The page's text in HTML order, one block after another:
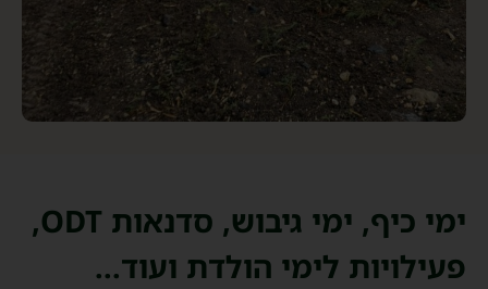
ימי כיף, ימי גיבוש, סדנאות ODT,
פעילויות לימי הולדת ועוד...